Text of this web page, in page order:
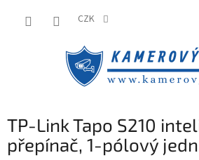
CZK
TP-Link Tapo S210
přepínač, 1-pólový